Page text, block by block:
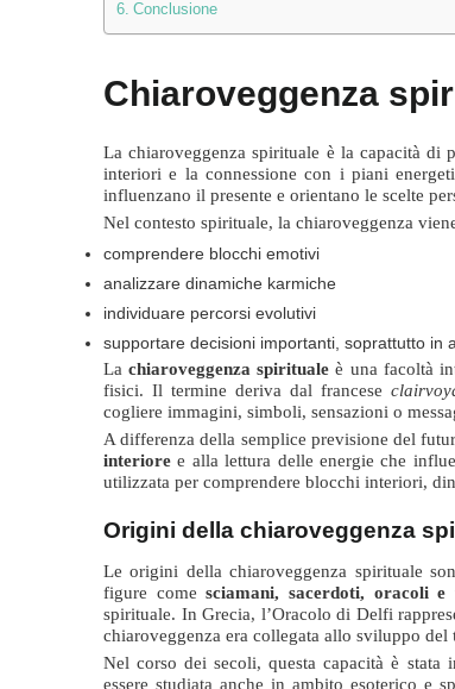
Conclusione
Chiaroveggenza
La chiaroveggenza spirituale è la capacità di
interiori e la connessione con i piani
influenzano il presente e orientano le scelte
Nel contesto spirituale, la chiaroveggenza
comprendere blocchi emotivi
analizzare dinamiche karmiche
individuare percorsi evolutivi
supportare decisioni importanti, soprattutto in
Lachiaroveggenza spirituale è una facoltà
fisici. Il termine deriva dal francese
cogliere immagini, simboli, sensazioni o
A differenza della semplice previsione del
interiore e alla lettura delle energie che
utilizzata per comprendere blocchi interiori,
Origini della chiaroveggenza
Le origini della chiaroveggenza spirituale
figure comesciamani, sacerdoti, oracoli e
spirituale. In Grecia, l’Oracolo di Delfi
chiaroveggenza era collegata allo sviluppo del
Nel corso dei secoli, questa capacità è
essere studiata anche in ambito esoterico e